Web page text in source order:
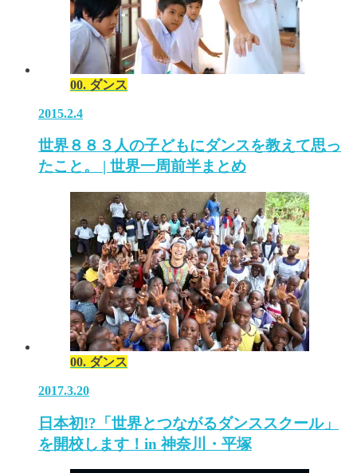
00. ダンス
2015.2.4
世界８８３人の子どもにダンスを教えて思っ
たこと。 | 世界一周前半まとめ
00. ダンス
2017.3.20
日本初!?「世界とつながるダンススクール」
を開校します！in 神奈川・平塚